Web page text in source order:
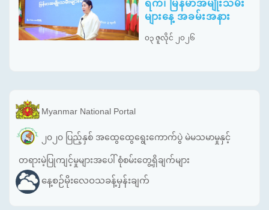
ရက်၊ မြန်မာအမျိုးသမီး
များနေ့ အခမ်းအနား
၀၃ ဇူလိုင် ၂၀၂၆
Myanmar National Portal
၂၀၂၀ ပြည့်နှစ် အထွေထွေရွေးကောက်ပွဲ မဲမသမာမှုနှင့်
တရားမဲ့ပြုကျင့်မှုများအပေါ် စုံစမ်းတွေ့ရှိချက်များ
နေ့စဉ်မိုးလေဝသခန့်မှန်းချက်